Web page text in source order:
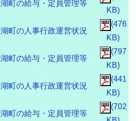
町の給与・定員管理等
KB)
町の人事行政運営状況
(476
KB)
町の給与・定員管理等
(797
KB)
町の人事行政運営状況
(441
KB)
町の給与・定員管理等
(702